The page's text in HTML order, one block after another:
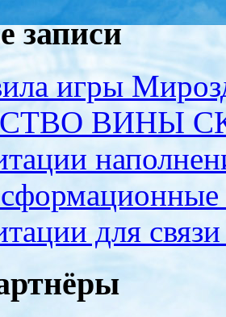
записи
игры
ВИНЫ
для